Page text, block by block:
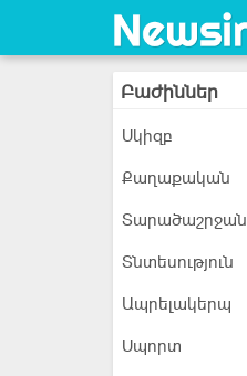
Բաժիններ
Սկիզբ
Քաղաքական
Տարածաշրջան
Տնտեսություն
Ապրելակերպ
Սպորտ